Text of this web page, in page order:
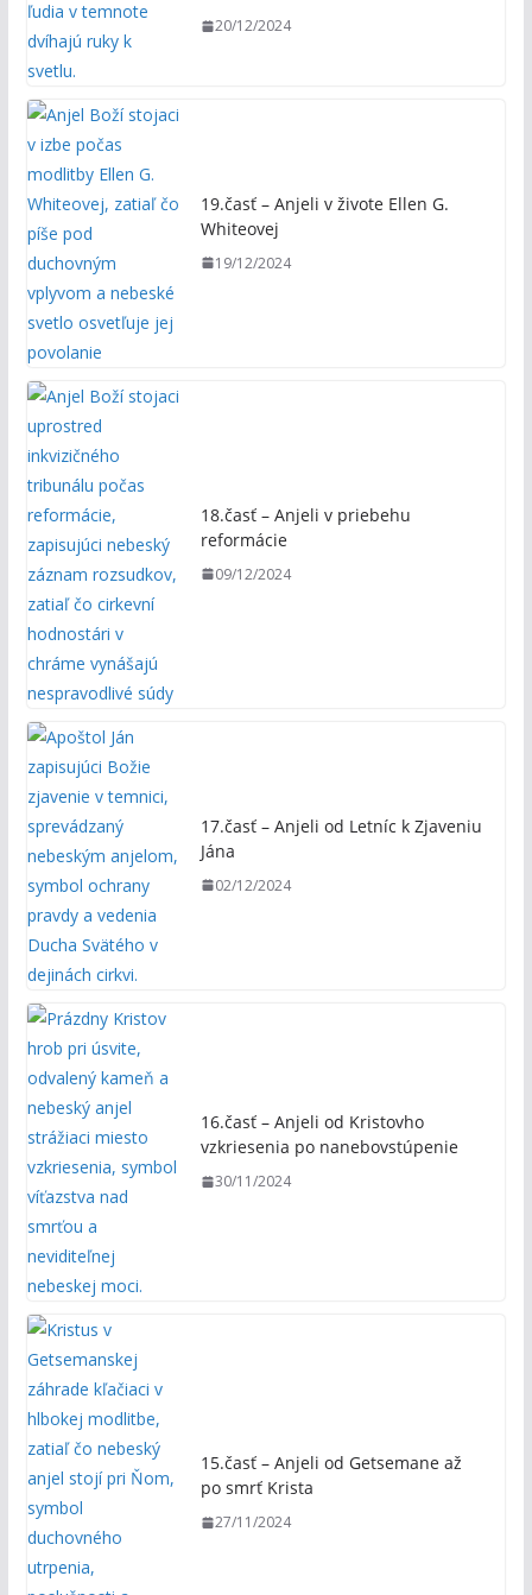
20/12/2024
19.časť – Anjeli v živote Ellen G.
Whiteovej
19/12/2024
18.časť – Anjeli v priebehu
reformácie
09/12/2024
17.časť – Anjeli od Letníc k Zjaveniu
Jána
02/12/2024
16.časť – Anjeli od Kristovho
vzkriesenia po nanebovstúpenie
30/11/2024
15.časť – Anjeli od Getsemane až
po smrť Krista
27/11/2024